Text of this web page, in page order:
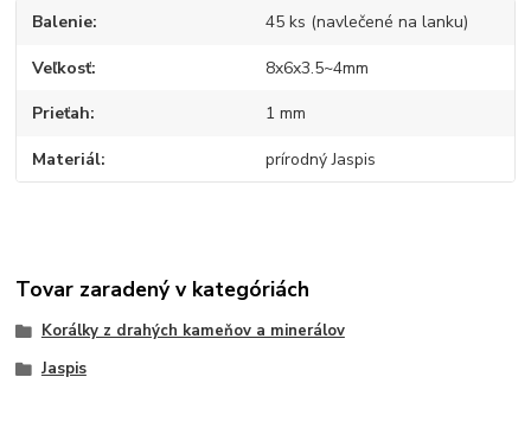
Balenie 45 ks (navlečené na lanku)
Veľkosť 8x6x3.5~4mm
Prieťah 1 mm
Materiál prírodný Jaspis
Tovar zaradený v kategóriách
Korálky z drahých kameňov a minerálov
Jaspis